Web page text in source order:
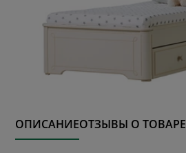
ОПИСАНИЕОТЗЫВЫ О ТОВАРЕ